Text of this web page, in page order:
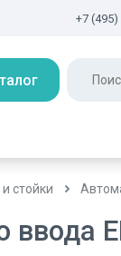
+7 (495)
стойки